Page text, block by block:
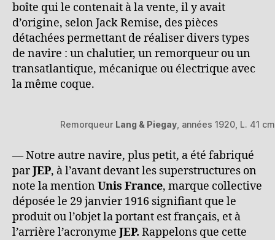
boîte qui le contenait à la vente, il y avait
d’origine, selon Jack Remise, des pièces
détachées permettant de réaliser divers types
de navire : un chalutier, un remorqueur ou un
transatlantique, mécanique ou électrique avec
la même coque.
Remorqueur Lang & Piegay , années 1920, L. 41
— Notre autre navire, plus petit, a été fabriqué
parJEP, à l’avant devant les superstructures on
note la mention Unis France, marque collective
déposée le 29 janvier 1916 signifiant que le
produit ou l’objet la portant est français, et à
l’arrière l’acronyme JEP. Rappelons que cette